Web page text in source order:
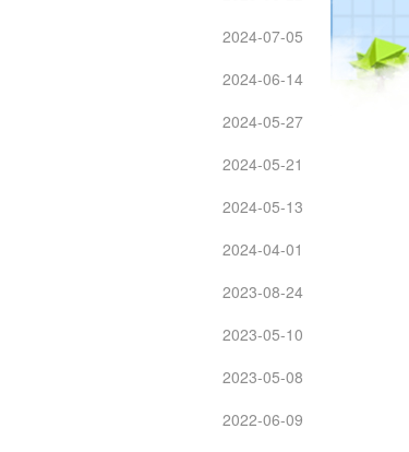
2024-07-05
2024-06-14
2024-05-27
2024-05-21
2024-05-13
2024-04-01
2023-08-24
2023-05-10
2023-05-08
2022-06-09